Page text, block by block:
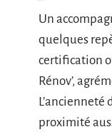
Un
quelques
certification
Rénov’,
L’ancienneté
proximité